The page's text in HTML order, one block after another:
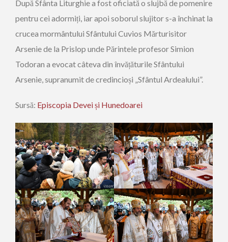
După Sfânta Liturghie a fost oficiată o slujbă de pomenire
pentru cei adormiți, iar apoi soborul slujitor s-a închinat la
crucea mormântului Sfântului Cuvios Mărturisitor
Arsenie de la Prislop unde Părintele profesor Simion
Todoran a evocat câteva din învățăturile Sfântului
Arsenie, supranumit de credincioși „Sfântul Ardealului”.
Sursă: Episcopia Devei și Hunedoarei